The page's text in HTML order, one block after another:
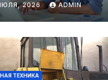
2026 ADMIN
ТЕХНИКА